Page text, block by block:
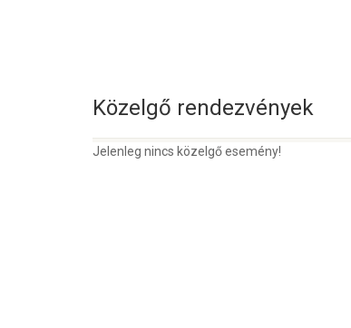
Közelgő rendezvények
Jelenleg nincs közelgő esemény!